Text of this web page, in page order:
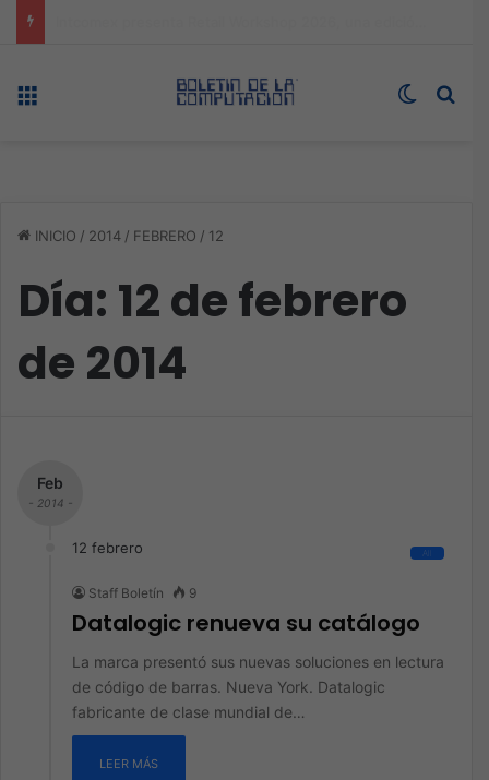
Switch
INICIO / 2014 / FEBRERO / 12
Día: 12 de febrero
de 2014
Feb
- 2014 -
12 febrero All
Staff Boletín 9
Datalogic renueva su catálogo
La marca presentó sus nuevas soluciones en lectura
de código de barras. Nueva York. Datalogic
fabricante de clase mundial de…
LEER MÁS